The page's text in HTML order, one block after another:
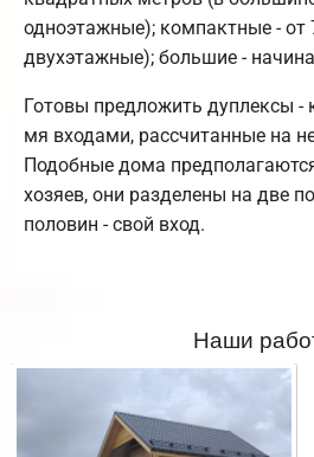
одноэтажные); компактные -
двухэтажные); большие -
Готовы предложить дуплексы -
мя входами, рассчитанные на
Подобные дома
хозяев, они разделены на две
половин - свой вход.
Наши